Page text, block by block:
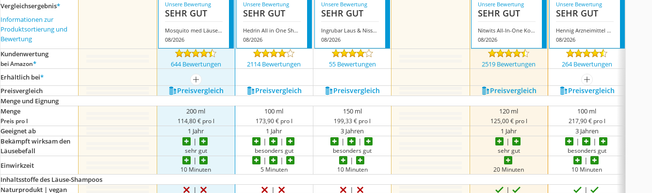
Vergleichsergebnis*
Informationen zur
Produktsortierung und
Bewertung
Unsere Bewertung
SEHR GUT
Mosquito med Läuse Shampoo 10
08/2026
Unsere Bewertung
SEHR GUT
Hedrin All in One Shampoo
08/2026
Unsere Bewertung
SEHR GUT
Ingrubar Laus & Nissen frei
08/2026
Unsere Bewertung
SEHR GUT
Nitwits All-In-One Kopflausmittel
08/2026
Unsere Bewertung
SEHR GUT
Hennig Arzneimittel Licener Shampoo
08/2026
Kundenwertung
bei Amazon* 644 Bewertungen 2114 Bewertungen 55 Bewertungen 2519 Bewertungen 264 Bewertungen
Erhältlich bei*
mehr anzeigen
mehr anzeigen
Preis­vergleich
Preis­vergleich Preis­vergleich Preis­vergleich Preis­vergleich Preis­vergleich
Menge und Eignung
Menge
Preis pro l
200 ml
114,80 € pro l
100 ml
173,90 € pro l
150 ml
199,33 € pro l
120 ml
125,00 € pro l
100 ml
217,90 € pro l
Geeignet ab 1 Jahr 1 Jahr 3 Jahren 1 Jahr
3 Jahren
Bekämpft wirksam den
Läusebefall
sehr gut besonders gut besonders gut sehr gut besonders gut
Einwirkzeit 10 Minuten 5 Minuten 10 Minuten 20 Minuten 10 Minuten
Inhaltsstoffe des Läuse-Shampoos
Naturprodukt | vegan